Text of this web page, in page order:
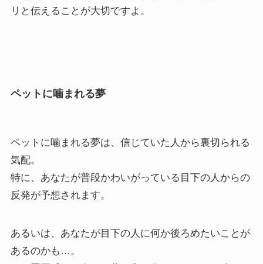
リと伝えることが大切ですよ。
ペットに噛まれる夢
ペットに噛まれる夢は、信じていた人から裏切られる
気配。
特に、あなたが普段かわいがっている目下の人からの
反発が予想されます。
あるいは、あなたが目下の人に何か後ろめたいことが
あるのかも…。